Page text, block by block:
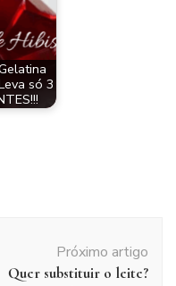
só 3
Próximo artigo
Quer substituir o leite?